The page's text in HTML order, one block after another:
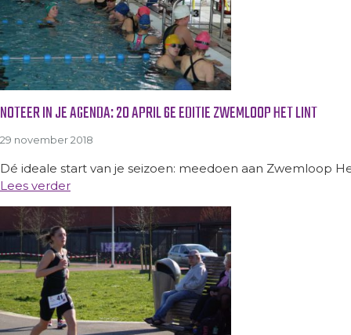
NOTEER IN JE AGENDA: 20 APRIL 6E EDITIE ZWEMLOOP HET LINT
29 november 2018
Dé ideale start van je seizoen: meedoen aan Zwemloop
Lees verder